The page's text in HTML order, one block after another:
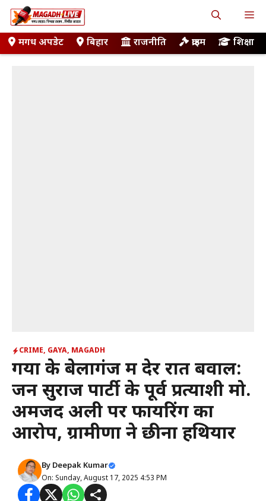
Skip
to
contentमगध अपडेट बिहार राजनीति क्राइम शिक्षा
CRIME, GAYA, MAGADH
गया के बेलागंज में देर रात बवाल:
जन सुराज पार्टी के पूर्व प्रत्याशी मो.
अमजद अली पर फायरिंग का
आरोप, ग्रामीणों ने छीना हथियार
By Deepak Kumar
On: Sunday, August 17, 2025 4:53 PM